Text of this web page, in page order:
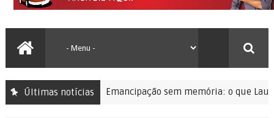
Últimas notícias
Editorial Emancipação sem memória: o que Lauro de Freitas